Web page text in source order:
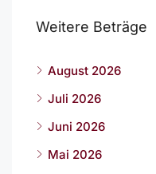
Weitere Beträge
August 2026
Juli 2026
Juni 2026
Mai 2026